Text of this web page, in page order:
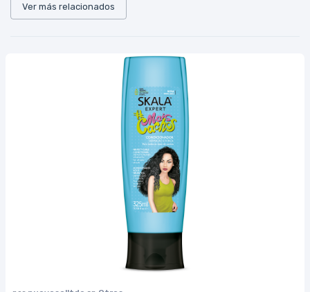
Ver más relacionados